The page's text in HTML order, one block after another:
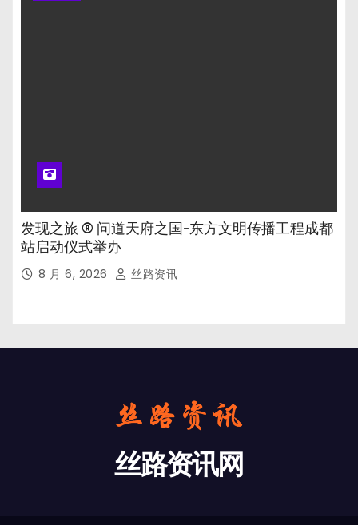
发现之旅 ® 问道天府之国-东方文明传播工程成都
站启动仪式举办
8 月 6, 2026 丝路资讯
丝路资讯网